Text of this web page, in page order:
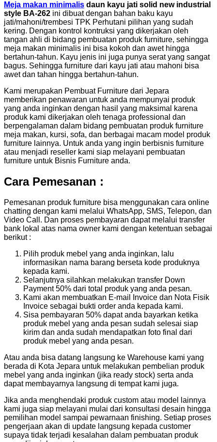
Meja makan minimalis daun kayu jati solid new industrial
style BA-262 ini dibuat dengan bahan baku kayu
jati/mahoni/trembesi TPK Perhutani pilihan yang sudah
kering. Dengan kontrol kontruksi yang dikerjakan oleh
tangan ahli di bidang pembuatan produk furniture, sehingga
meja makan minimalis ini bisa kokoh dan awet hingga
bertahun-tahun. Kayu jenis ini juga punya serat yang sangat
bagus. Sehingga furniture dari kayu jati atau mahoni bisa
awet dan tahan hingga bertahun-tahun.
Kami merupakan Pembuat Furniture dari Jepara
memberikan penawaran untuk anda mempunyai produk
yang anda inginkan dengan hasil yang maksimal karena
produk kami dikerjakan oleh tenaga professional dan
berpengalaman dalam bidang pembuatan produk furniture
meja makan, kursi, sofa, dan berbagai macam model produk
furniture lainnya. Untuk anda yang ingin berbisnis furniture
atau menjadi reseller kami siap melayani pembuatan
furniture untuk Bisnis Furniture anda.
Cara Pemesanan :
Pemesanan produk furniture bisa menggunakan cara online
chatting dengan kami melalui WhatsApp, SMS, Telepon, dan
Video Call. Dan proses pembayaran dapat melalui transfer
bank lokal atas nama owner kami dengan ketentuan sebagai
berikut :
Pilih produk mebel yang anda inginkan, lalu
informasikan nama barang berseta kode produknya
kepada kami.
Selanjutnya silahkan melakukan transfer Down
Payment 50% dari total produk yang anda pesan.
Kami akan membuatkan E-mail Invoice dan Nota Fisik
Invoice sebagai bukti order anda kepada kami.
Sisa pembayaran 50% dapat anda bayarkan ketika
produk mebel yang anda pesan sudah selesai siap
kirim dan anda sudah mendapatkan foto final dari
produk mebel yang anda pesan.
Atau anda bisa datang langsung ke Warehouse kami yang
berada di Kota Jepara untuk melakukan pembelian produk
mebel yang anda inginkan (jika ready stock) serta anda
dapat membayarnya langsung di tempat kami juga.
Jika anda menghendaki produk custom atau model lainnya
kami juga siap melayani mulai dari konsultasi desain hingga
pemilihan model sampai pewarnaan finishing. Setiap proses
pengerjaan akan di update langsung kepada customer
supaya tidak terjadi kesalahan dalam pembuatan produk